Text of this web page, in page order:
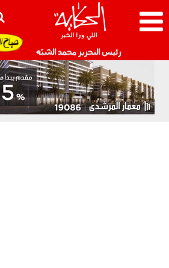
رئيس التحرير محمد الشبّه